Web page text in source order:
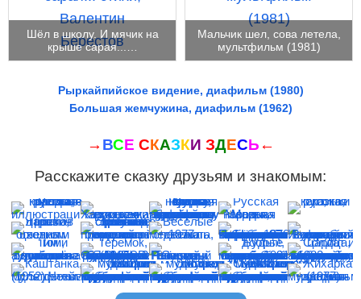
Шёл в школу. И мячик на
крыше сарая...…
Мальчик шел, сова летела,
мультфильм (1981)
Рыркайпийское видение, диафильм (1980)
Большая жемчужина, диафильм (1962)
→ ВСЕ СКАЗКИ ЗДЕСЬ ←
Расскажите сказку друзьям и знакомым: